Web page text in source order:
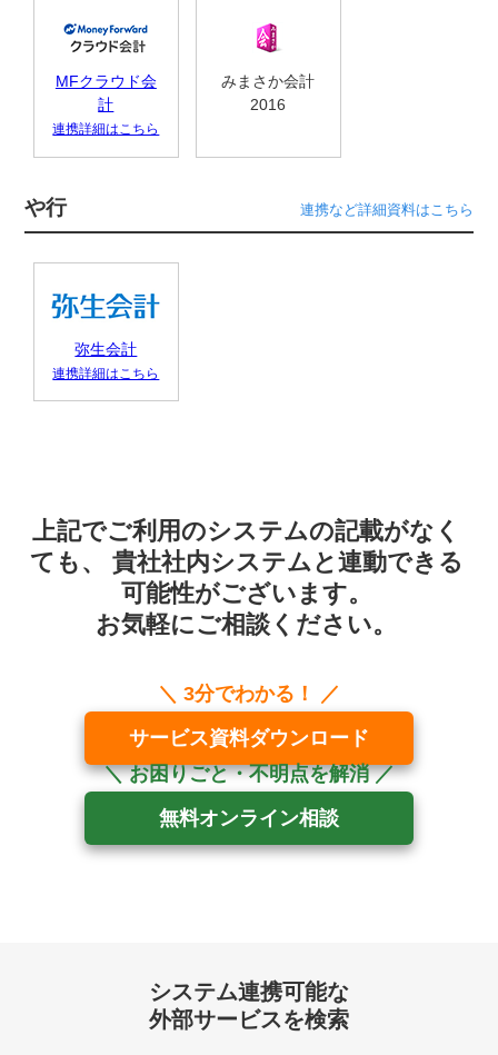
MFクラウド会
計
連携詳細はこちら
みまさか会計
2016
や行 連携など詳細資料はこちら
弥生会計
連携詳細はこちら
上記でご利用のシステムの記載がなく
ても、
貴社社内システムと連動できる
可能性がございます。
お気軽にご相談ください。
サービス資料ダウンロード
無料オンライン相談
システム連携可能な
外部サービスを検索